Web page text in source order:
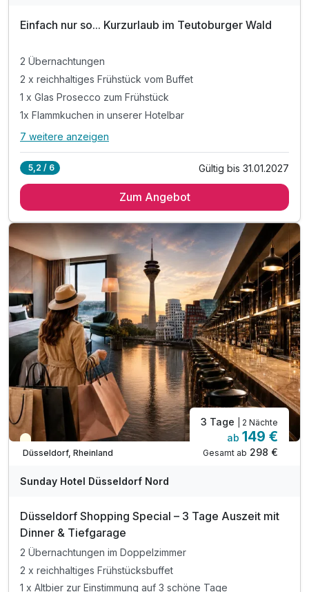
Einfach nur so... Kurzurlaub im Teutoburger Wald
2 Übernachtungen
2 x reichhaltiges Frühstück vom Buffet
1 x Glas Prosecco zum Frühstück
1x Flammkuchen in unserer Hotelbar
Alle Inklusivleistungen
2 x reichhaltiges Frühstück vom Buffet
1x Flammkuchen in unserer Hotelbar
Eichenhof-Rabatt auf Ihre VitaSol-Eintrittskarte
Therme mit 6 Innen- und 2 Außenbecken,
6000 m2 Saunapark und Naturbadeteich
inkl. WLAN-Nutzung
inkl. Parkplatz-Nutzung nach Verfügbarkeit
Besuchen Sie den Wellnessbereich ROYAL ORCHID
im Schwesternhotel Lippischer Hof (15 € p.P./ Tag)
7 weitere anzeigen
5,2 / 6 Gültig bis 31.01.2027
Zum Angebot
Teilweise ausgelastet
Düsseldorf, Rheinland
3 Tage | 2 Nächte
ab 149 €
Gesamt ab 298 €
Sunday Hotel Düsseldorf Nord
Düsseldorf Shopping Special – 3 Tage Auszeit mit
Dinner & Tiefgarage
2 Übernachtungen im Doppelzimmer
2 x reichhaltiges Frühstücksbuffet
1 x Altbier zur Einstimmung auf 3 schöne Tage